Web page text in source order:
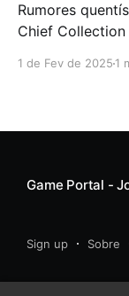
Rumores
Chief Collection
1 de Fev de 2025 1
Game Portal -
Sign up Sobre